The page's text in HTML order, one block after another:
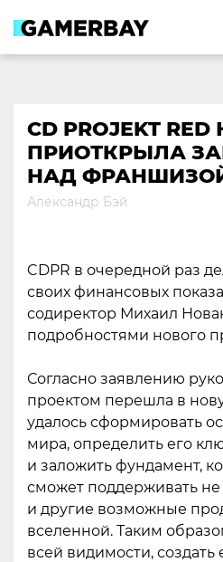
content
CD PROJEKT
ПРИОТКРЫЛА
НАД ФРАНШИЗОЙ
Александр Бэй
CDPR в очередной раз
своих финансовых
содиректор Михаил
подробностями нового
Согласно заявлению
проектом перешла в
удалось сформировать
мира, определить его
и заложить фундамент,
сможет поддерживать не
и другие возможные
вселенной. Таким
всей видимости,